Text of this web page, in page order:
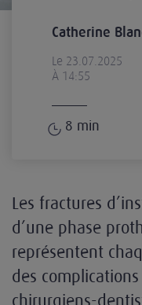
Catherine
Le 23.07.2025
À 14:55
8 min
Les fractures
d’une phase
représentent
des
chirurgiens-